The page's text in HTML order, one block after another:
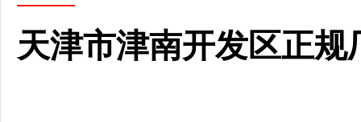
天津市津南开发区正